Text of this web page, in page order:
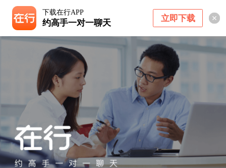
下载在行APP
约高手一对一聊天 立即下载